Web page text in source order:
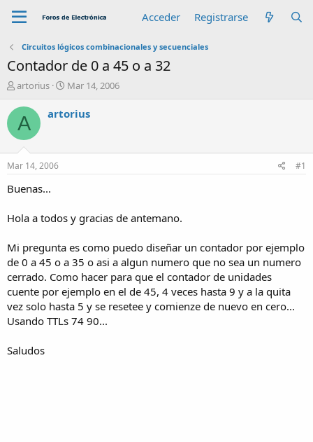
Acceder Registrarse
Circuitos lógicos combinacionales y secuenciales
Contador de 0 a 45 o a 32
A
t
o
r
artorius
F
c
i
Mar 14, 2006
A artorius
Mar 14, 2006 #1
Buenas...
Hola a todos y gracias de antemano.
Mi pregunta es como puedo diseñar un contador por ejemplo
de 0 a 45 o a 35 o asi a algun numero que no sea un numero
cerrado. Como hacer para que el contador de unidades
cuente por ejemplo en el de 45, 4 veces hasta 9 y a la quita
vez solo hasta 5 y se resetee y comienze de nuevo en cero...
Usando TTLs 74 90...
Saludos